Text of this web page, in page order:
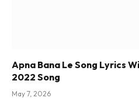
Apna Bana Le Song Lyrics
2022 Song
May 7, 2026